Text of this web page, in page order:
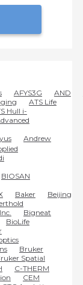
AFYS3G AND
ATS Life
Hull i-
Andrew
BIOSAN
Baker
Beijing
Bigneat
BioLife
Bruker
Spatial
C-THERM
CEM